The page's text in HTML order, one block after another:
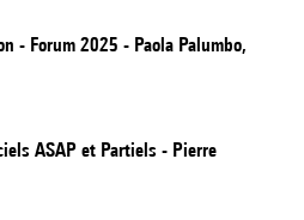
- Forum 2025 - Paola Palumbo,
ASAP et Partiels - Pierre